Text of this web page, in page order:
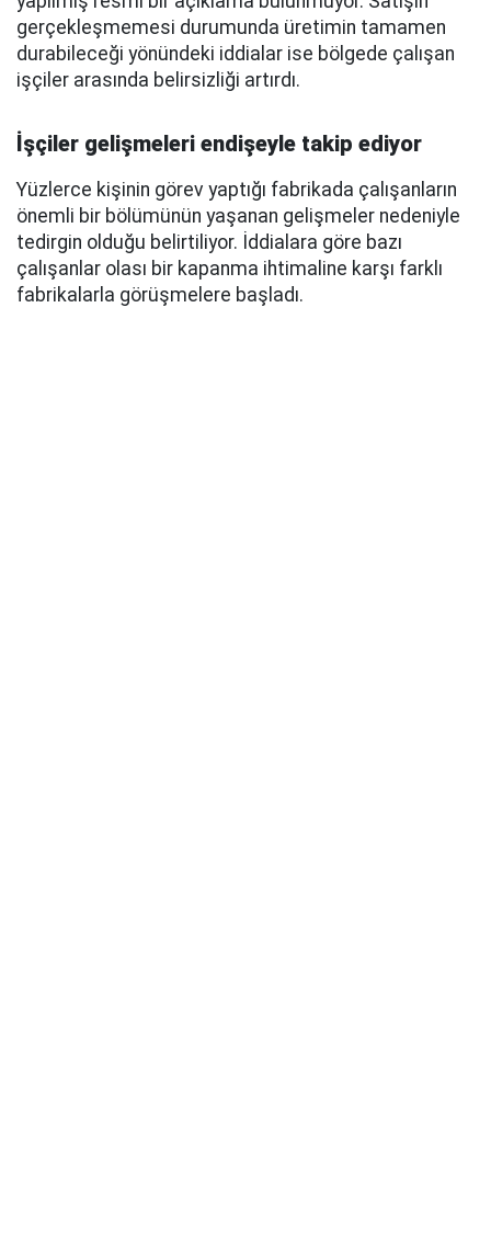
gerçekleşmemesi durumunda üretimin tamamen
durabileceği yönündeki iddialar ise bölgede çalışan
işçiler arasında belirsizliği artırdı.
İşçiler gelişmeleri endişeyle takip ediyor
Yüzlerce kişinin görev yaptığı fabrikada çalışanların
önemli bir bölümünün yaşanan gelişmeler nedeniyle
tedirgin olduğu belirtiliyor. İddialara göre bazı
çalışanlar olası bir kapanma ihtimaline karşı farklı
fabrikalarla görüşmelere başladı.